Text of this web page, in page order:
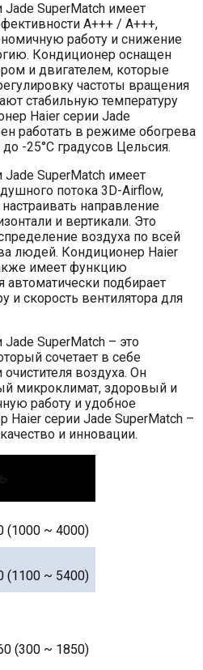
SuperMatch имеет
A+++ / A+++,
работу и снижение
Кондиционер оснащен
и двигателем, которые
частоты вращения
стабильную температуру
Haier серии Jade
работать в режиме обогрева
-25°C градусов Цельсия.
SuperMatch имеет
потока 3D-Airflow,
направление
и вертикали. Это
воздуха по всей
людей. Кондиционер Haier
имеет функцию
автоматически подбирает
и скорость вентилятора для
SuperMatch – это
сочетает в себе
воздуха. Он
микроклимат, здоровый и
работу и удобное
Haier серии Jade SuperMatch –
и инновации.
(1000 ~ 4000)
(1100 ~ 5400)
(300 ~ 1850)